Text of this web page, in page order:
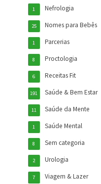
Nefrologia
1
Nomes para Bebês
25
Parcerias
1
Proctologia
8
Receitas Fit
6
Saúde & Bem Estar
191
Saúde da Mente
11
Saúde Mental
1
Sem categoria
8
Urologia
2
Viagem & Lazer
7